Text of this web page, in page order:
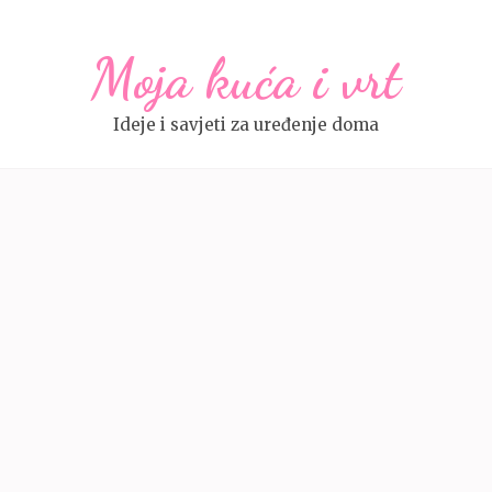
Moja kuća i vrt
Ideje i savjeti za uređenje doma